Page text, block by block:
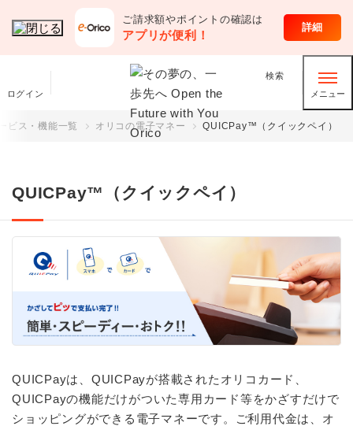
ご請求額やポイントの確認は
アプリが便利！
詳細
ログイン
検索
メニュー
クレジットカード
ビス・機能一覧 オリコの電子マネー QUICPay™（クイックペイ）
QUICPay™（クイックペイ）
QUICPayは、QUICPayが搭載されたオリコカード、
QUICPayの機能だけがついた専用カード等をかざすだけで
ショッピングができる電子マネーです。ご利用代金は、オ